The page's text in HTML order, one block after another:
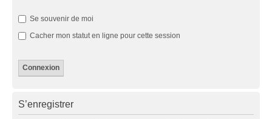
Se souvenir de moi
Cacher mon statut en ligne pour cette session
S’enregistrer